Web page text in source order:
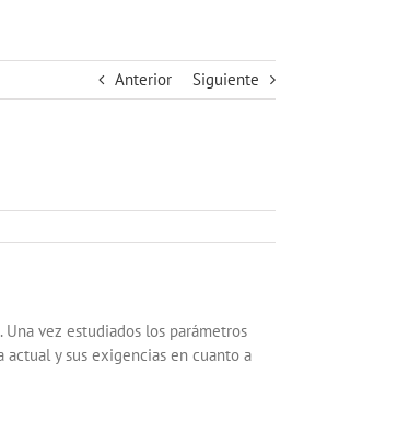
Anterior Siguiente
vez estudiados los parámetros
y sus exigencias en cuanto a